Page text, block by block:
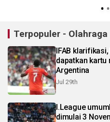
Terpopuler - Olahraga
IFAB
dapatkan kartu
Argentina
Jul 29th
I.League
dimulai 3